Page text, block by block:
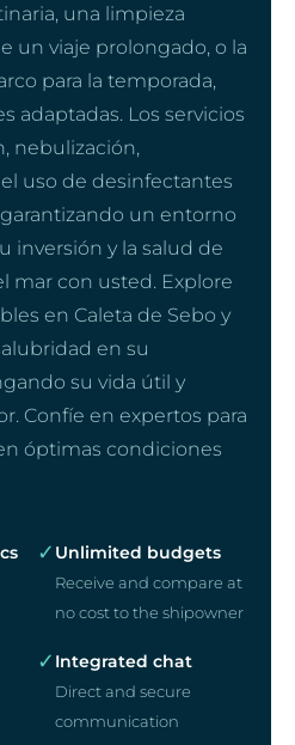
una limpieza
un viaje prolongado, o la
para la temporada,
adaptadas. Los servicios
nebulización,
uso de desinfectantes
un entorno
inversión y la salud de
mar con usted. Explore
en Caleta de Sebo y
en su
su vida útil y
Confíe en expertos para
óptimas condiciones
✓ Unlimited budgets
Receive and compare at
no cost to the shipowner
✓ Integrated chat
Direct and secure
communication